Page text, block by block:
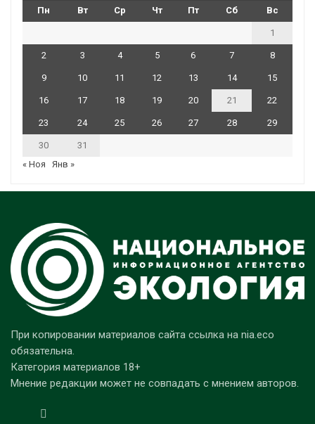
Пн Вт Ср Чт Пт Сб Вс
1
2 3 4 5 6 7 8
9 10 11 12 13 14 15
16 17 18 19 20 21 22
23 24 25 26 27 28 29
30
31
« Ноя
Янв »
При копировании материалов сайта ссылка на nia.eco
обязательна.
Категория материалов 18+
Мнение редакции может не совпадать с мнением авторов.